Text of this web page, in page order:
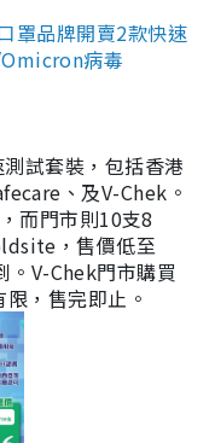
罩品牌開賣2款快速
病毒
試套裝，包括香港
、及V-Chek。
而門市則10支8
，售價低至
V-Chek門市購買
，售完即止。